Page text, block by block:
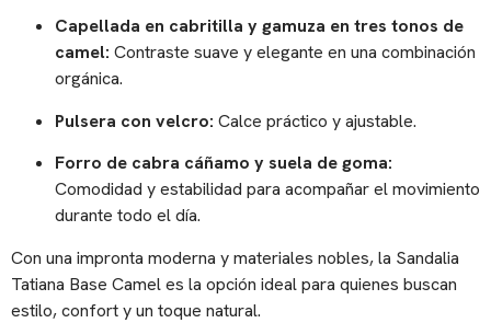
Capellada en cabritilla y gamuza en tres tonos de
camel: Contraste suave y elegante en una combinación
orgánica.
Pulsera con velcro: Calce práctico y ajustable.
Forro de cabra cáñamo y suela de goma:
Comodidad y estabilidad para acompañar el movimiento
durante todo el día.
Con una impronta moderna y materiales nobles, la Sandalia
Tatiana Base Camel es la opción ideal para quienes buscan
estilo, confort y un toque natural.